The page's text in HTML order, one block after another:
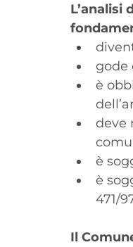
gode
è
deve
è
è
471/
Il